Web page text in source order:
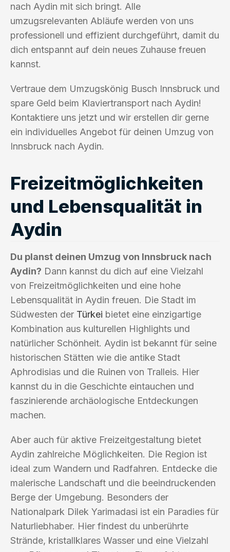
nach Aydin mit sich bringt. Alle
umzugsrelevanten Abläufe werden von uns
professionell und effizient durchgeführt, damit du
dich entspannt auf dein neues Zuhause freuen
kannst.
Vertraue dem Umzugskönig Busch Innsbruck und
spare Geld beim Klaviertransport nach Aydin!
Kontaktiere uns jetzt und wir erstellen dir gerne
ein individuelles Angebot für deinen Umzug von
Innsbruck nach Aydin.
Freizeitmöglichkeiten
und Lebensqualität in
Aydin
Du planst deinen Umzug von Innsbruck nach
Aydin? Dann kannst du dich auf eine Vielzahl
von Freizeitmöglichkeiten und eine hohe
Lebensqualität in Aydin freuen. Die Stadt im
Südwesten der Türkei bietet eine einzigartige
Kombination aus kulturellen Highlights und
natürlicher Schönheit. Aydin ist bekannt für seine
historischen Stätten wie die antike Stadt
Aphrodisias und die Ruinen von Tralleis. Hier
kannst du in die Geschichte eintauchen und
faszinierende archäologische Entdeckungen
machen.
Aber auch für aktive Freizeitgestaltung bietet
Aydin zahlreiche Möglichkeiten. Die Region ist
ideal zum Wandern und Radfahren. Entdecke die
malerische Landschaft und die beeindruckenden
Berge der Umgebung. Besonders der
Nationalpark Dilek Yarimadasi ist ein Paradies für
Naturliebhaber. Hier findest du unberührte
Strände, kristallklares Wasser und eine Vielzahl